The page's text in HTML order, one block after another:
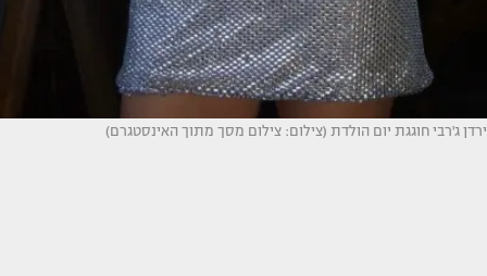
ירדן ג'רבי חוגגת יום הולדת (צילום: צילום מסך מתוך האינסטגרם)